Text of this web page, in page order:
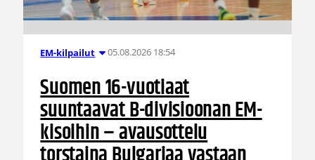
EM-kilpailut 05.08.2026 18:54
Suomen 16-vuotiaat
suuntaavat B-divisioonan EM-
kisoihin – avausottelu